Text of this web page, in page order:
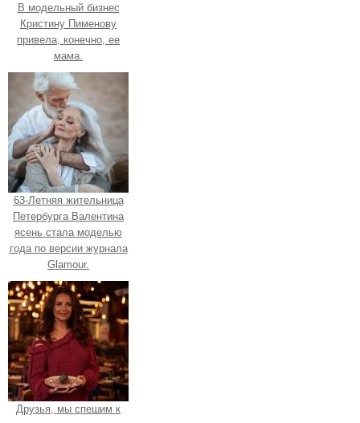
В модельный бизнес
Кристину Пименову
привела, конечно, ее
мама.
63-Летняя жительница
Петербурга Валентина
ясень стала моделью
года по версии журнала
Glamour.
Друзья, мы спешим к